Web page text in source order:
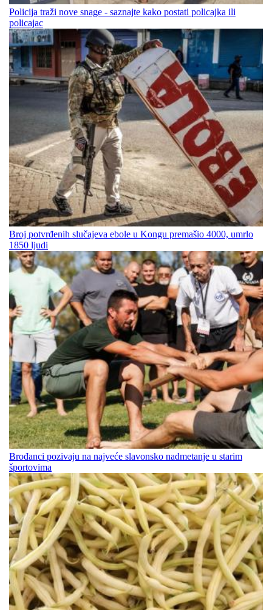
Policija traži nove snage - saznajte kako postati policajka ili
policajac
Broj potvrđenih slučajeva ebole u Kongu premašio 4000, umrlo
1850 ljudi
Brođanci pozivaju na najveće slavonsko nadmetanje u starim
športovima